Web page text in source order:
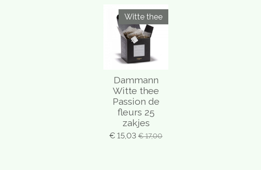
Witte thee
Dammann
Witte thee
Passion de
fleurs 25
zakjes
€ 15,03 € 17,00